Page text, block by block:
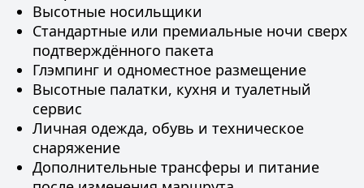
Высотные носильщики
Стандартные или премиальные ночи сверх
подтверждённого пакета
Глэмпинг и одноместное размещение
Высотные палатки, кухня и туалетный
сервис
Личная одежда, обувь и техническое
снаряжение
Дополнительные трансферы и питание